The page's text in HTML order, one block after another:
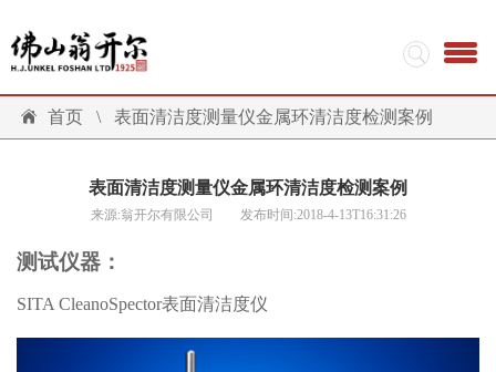
首页 \ 表面清洁度测量仪金属环清洁度检测案例
表面清洁度测量仪金属环清洁度检测案例
来源:翁开尔有限公司 发布时间:2018-4-13T16:31:26
测试仪器：
SITA CleanoSpector表面清洁度仪